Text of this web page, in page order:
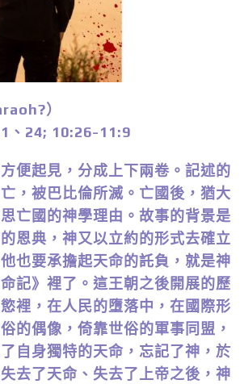
）
、24; 10:26-11:9
便起見，分成上下兩卷。記述的
，被巴比倫所滅。亡國後，猶大
亡國的神學理由。故事的背景是
恩典，神又以立約的形式去確立
也要承擔起天命的託負，就是神
記》裡了。這王朝之後開展的歷
裡，在人民的墮落中，在國際形
的偶像，倚靠世俗的軍事同盟，
自身獨特的天命，忘記了神，於
去了天命、失去了上帝之後，神